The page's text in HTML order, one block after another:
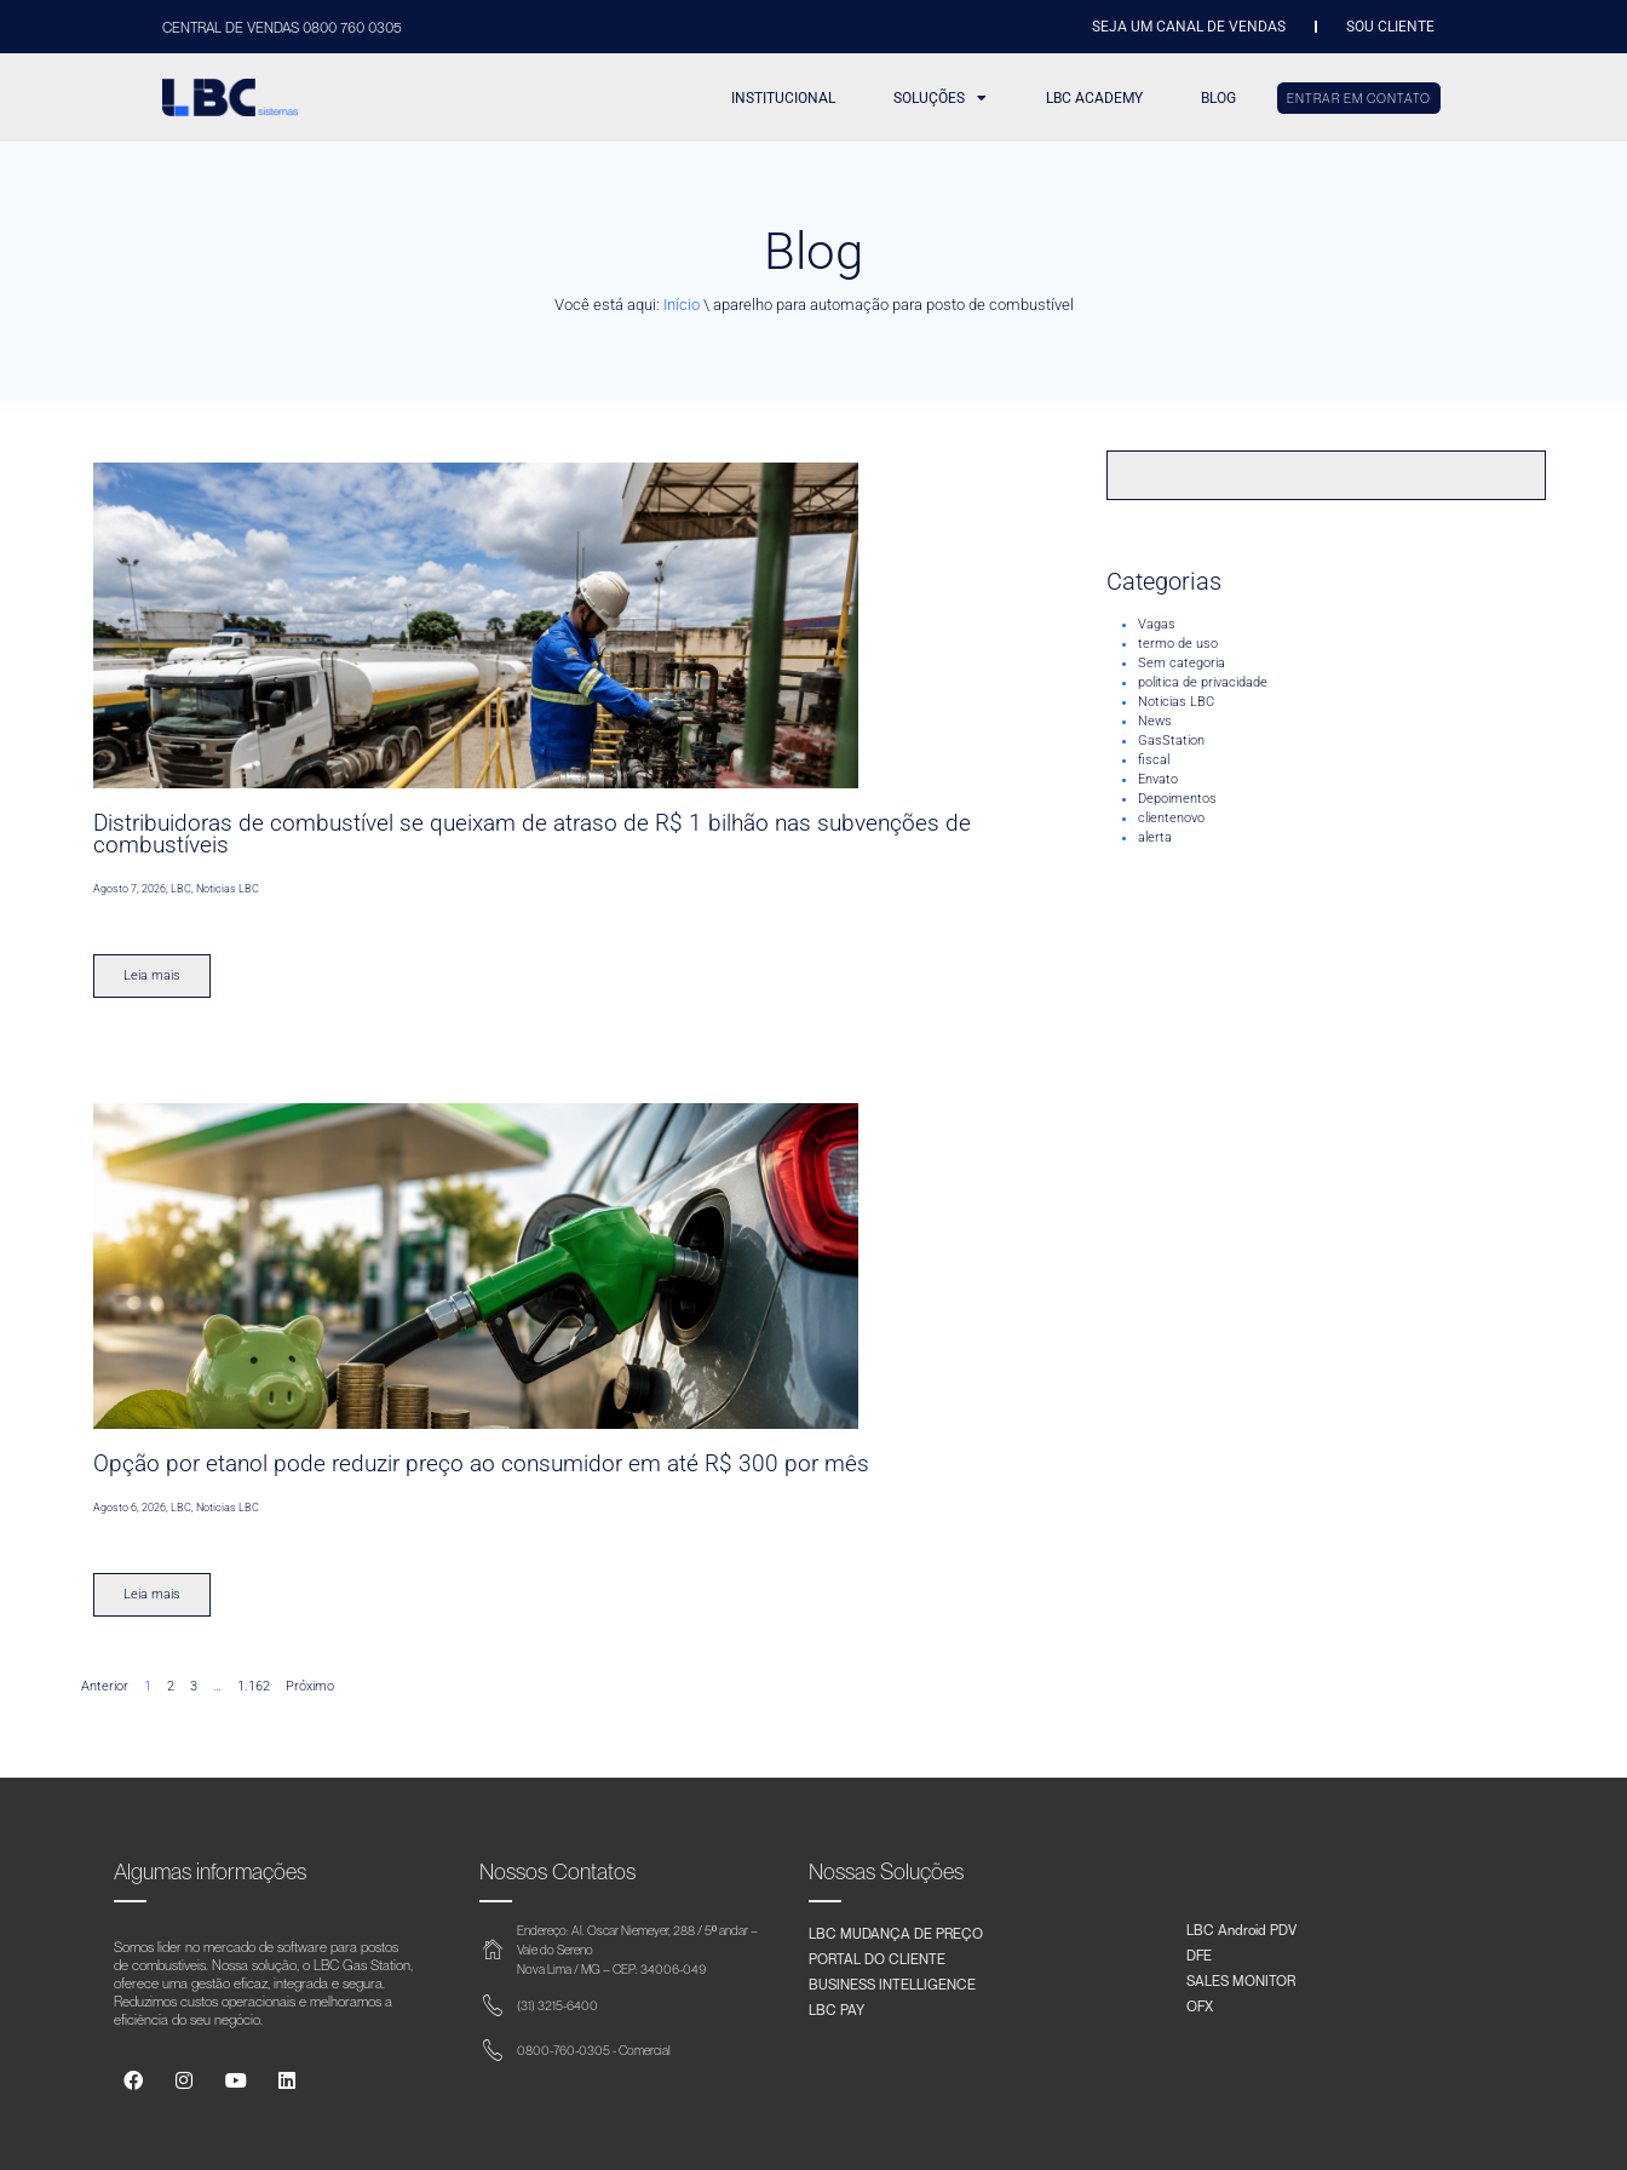
CENTRAL DE VENDAS 0800 760 0305 SEJA UM CANAL DE VENDAS SOU CLIENTE
INSTITUCIONAL SOLUÇÕES LBC ACADEMY BLOG ENTRAR EM CONTATO
Blog
Você está aqui: Início\ aparelho para automação para posto de combustível
Distribuidoras de combustível se queixam de atraso de R$ 1 bilhão nas subvenções de
combustíveis
Agosto 7, 2026,LBC,Noticias LBC
Leia mais
Opção por etanol pode reduzir preço ao consumidor em até R$ 300 por mês
Agosto 6, 2026 ,LBC Noticias LBC
Leia mais
Anterior 1 2 3 … 1.162 Próximo
Categorias
Vagas
termo de uso
Sem categoria
politica de privacidade
Noticias LBC
News
GasStation
fiscal
Envato
Depoimentos
clientenovo
alerta
Algumas informações
Somos líder no mercado de software para postos
de combustíveis. Nossa solução, o LBC Gas Station,
oferece uma gestão eficaz, integrada e segura.
Reduzimos custos operacionais e melhoramos a
eficiência do seu negócio.
Nossos Contatos
Endereço: Al. Oscar Niemeyer, 288 / 5º andar –
Vale do Sereno
Nova Lima / MG – CEP: 34006-049
(31) 3215-6400
0800-760-0305 - Comercial
Nossas Soluções
LBC MUDANÇA DE PREÇO
PORTAL DO CLIENTE
BUSINESS INTELLIGENCE
LBC PAY
LBC Android PDV
DFE
SALES MONITOR
OFX